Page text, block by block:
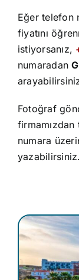
Eğer telefon
fiyatını
istiyorsanız,
numaradan
Fotoğraf
numara
yazabilirsiniz.